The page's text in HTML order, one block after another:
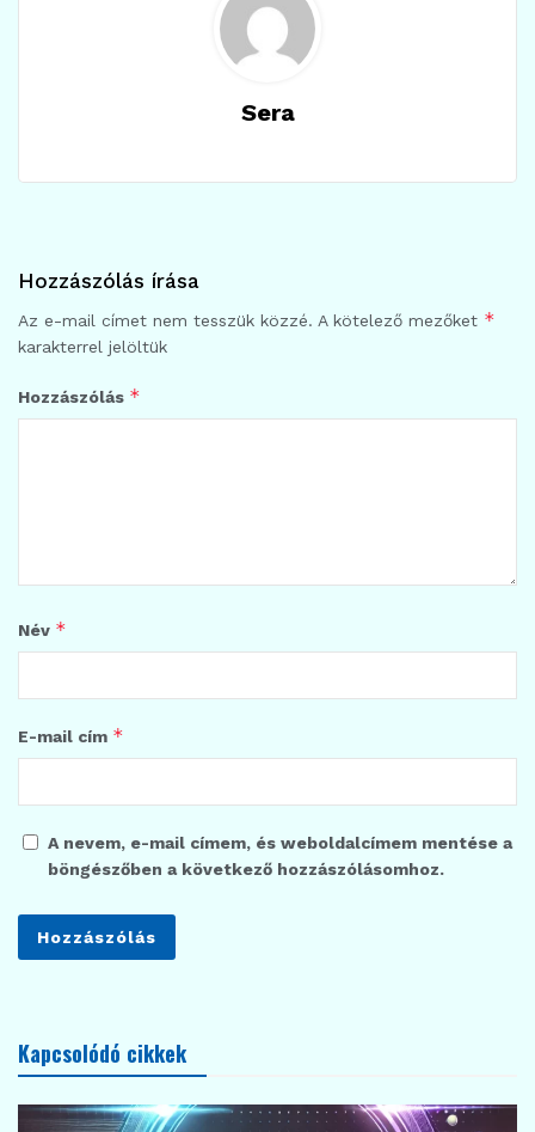
Sera
Hozzászólás írása
Az e-mail címet nem tesszük közzé. A kötelező mezőket *
karakterrel jelöltük
Hozzászólás *
Név *
E-mail cím *
A nevem, e-mail címem, és weboldalcímem mentése a
böngészőben a következő hozzászólásomhoz.
Kapcsolódó cikkek